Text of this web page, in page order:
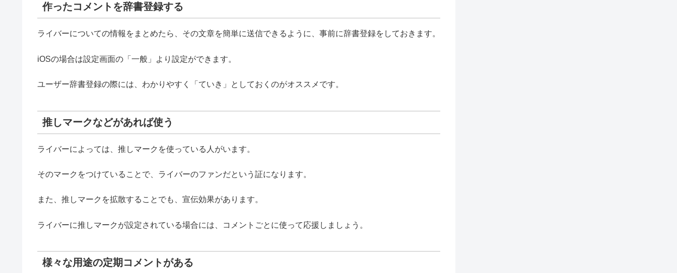
作ったコメントを辞書登録する
ライバーについての情報をまとめたら、その文章を簡単に送信できるように、事前に辞書登録をしておきます。
iOSの場合は設定画面の「一般」より設定ができます。
ユーザー辞書登録の際には、わかりやすく「ていき」としておくのがオススメです。
推しマークなどがあれば使う
ライバーによっては、推しマークを使っている人がいます。
そのマークをつけていることで、ライバーのファンだという証になります。
また、推しマークを拡散することでも、宣伝効果があります。
ライバーに推しマークが設定されている場合には、コメントごとに使って応援しましょう。
様々な用途の定期コメントがある